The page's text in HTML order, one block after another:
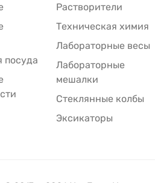
посуда
Растворители
Техническая химия
Лабораторные весы
Лабораторные
мешалки
Стеклянные колбы
Эксикаторы